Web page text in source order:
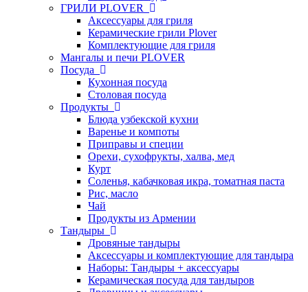
ГРИЛИ PLOVER
Аксессуары для гриля
Керамические грили Plover
Комплектующие для гриля
Мангалы и печи PLOVER
Посуда
Кухонная посуда
Столовая посуда
Продукты
Блюда узбекской кухни
Варенье и компоты
Приправы и специи
Орехи, сухофрукты, халва, мед
Курт
Соленья, кабачковая икра, томатная паста
Рис, масло
Чай
Продукты из Армении
Тандыры
Дровяные тандыры
Аксессуары и комплектующие для тандыра
Наборы: Тандыры + аксессуары
Керамическая посуда для тандыров